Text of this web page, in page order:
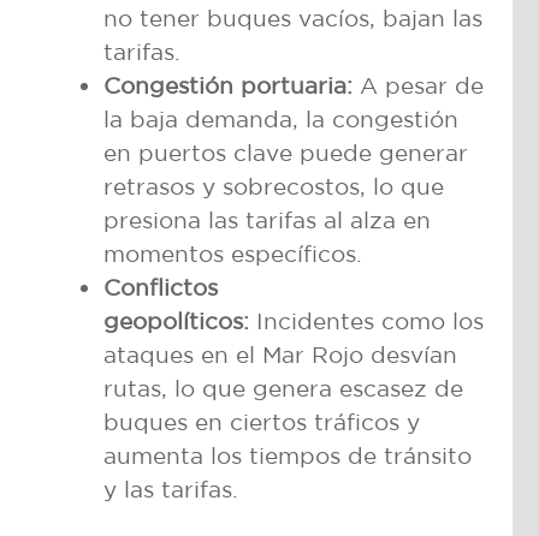
no tener buques vacíos, bajan las
tarifas.
Congestión portuaria: A pesar de
la baja demanda, la congestión
en puertos clave puede generar
retrasos y sobrecostos, lo que
presiona las tarifas al alza en
momentos específicos.
Conflictos
geopolíticos: Incidentes como los
ataques en el Mar Rojo desvían
rutas, lo que genera escasez de
buques en ciertos tráficos y
aumenta los tiempos de tránsito
y las tarifas.